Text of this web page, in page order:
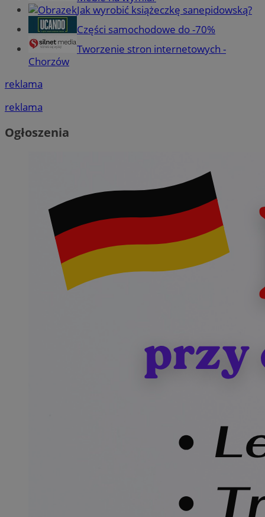
Jak wyrobić książeczkę sanepidowską?
Części samochodowe do -70%
Tworzenie stron internetowych -
Chorzów
reklama
reklama
Ogłoszenia